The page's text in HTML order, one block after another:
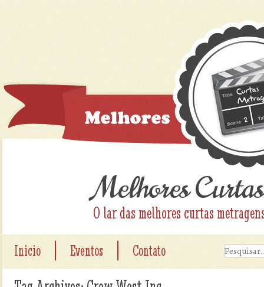
Melhores Curtas
O lar das melhores curtas
Inicio Eventos Contato